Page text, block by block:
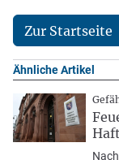
Zur Startseite
Ähnliche Artikel